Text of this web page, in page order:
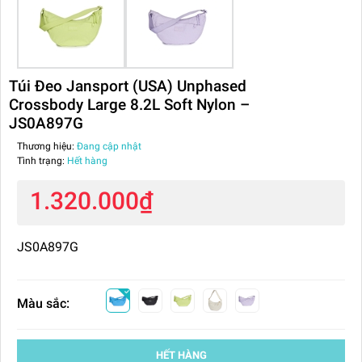
Túi Đeo Jansport (USA) Unphased
Crossbody Large 8.2L Soft Nylon –
JS0A897G
Thương hiệu: Đang cập nhật
Tình trạng: Hết hàng
1.320.000₫
JS0A897G
Màu sắc:
HẾT HÀNG